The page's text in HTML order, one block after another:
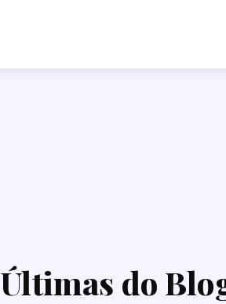
Últimas do